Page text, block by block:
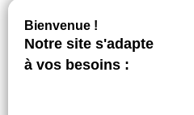
Pour offrir les meilleures
telles que les cookies pour stocker
appareils. Le fait de consentir à ces
traiter des données telles que le
uniques sur ce site. Le fait de ne pas
consentement peut avoir un effet
Nous